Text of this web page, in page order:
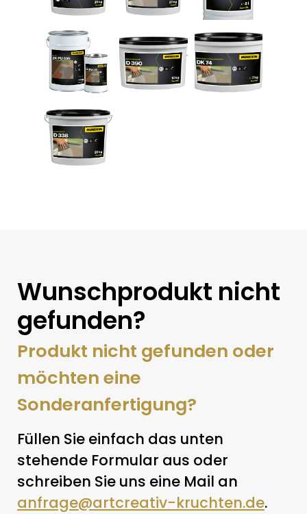
Wunschprodukt nicht
gefunden?
Produkt nicht gefunden oder
möchten eine
Sonderanfertigung?
Füllen Sie einfach das unten
stehende Formular aus oder
schreiben Sie uns eine Mail an
anfrage@artcreativ-kruchten.de.